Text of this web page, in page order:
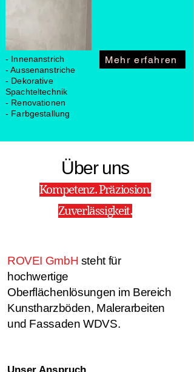
- Innenanstrich
- Aussenanstriche
- Dekorative
Spachteltechnik
- Renovationen
- Farbgestallung
Mehr erfahren
Über uns
Kompetenz. Präziosion.
Zuverlässigkeit.
ROVEI GmbH steht für
hochwertige
Oberflächenlösungen im Bereich
Kunstharzböden, Malerarbeiten
und Fassaden WDVS.